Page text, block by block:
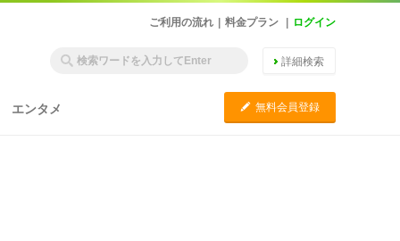
ご利用の流れ 料金プラン ログイン
詳細検索
エンタメ C 無料会員登録